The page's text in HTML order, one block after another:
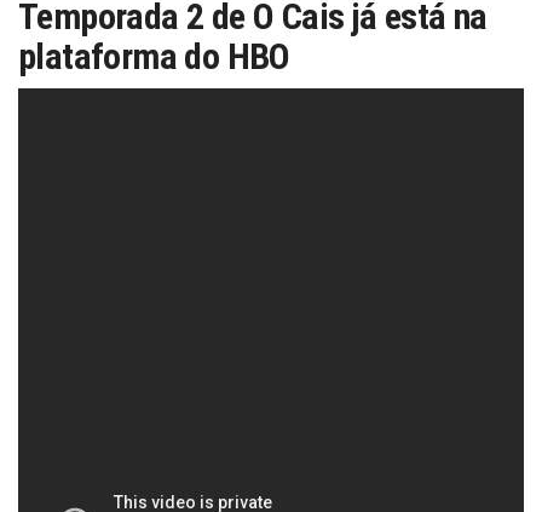
Temporada 2 de O Cais já está na
plataforma do HBO